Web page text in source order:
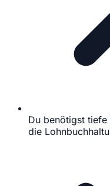
Du benötigst tiefe
die